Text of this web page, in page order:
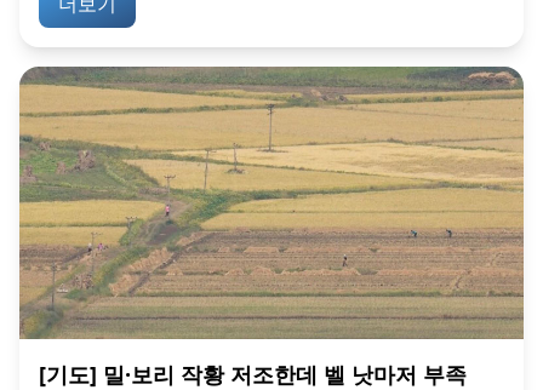
[기도] 밀·보리 작황 저조한데 벨 낫마저 부족